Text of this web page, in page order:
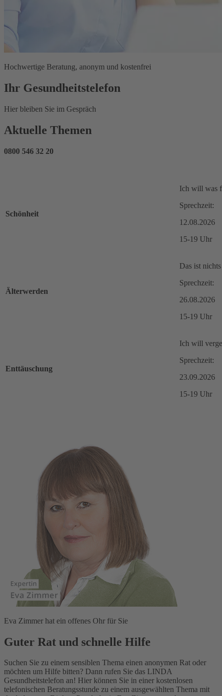
Hochwertige Beratung, anonym und kostenfrei
Ihr Gesundheitstelefon
Hier bleiben Sie im Gespräch
Aktuelle Themen
0800 546 32 20
Schönheit
Ich will was
Sprechzeit:
12.08.2026
15-19 Uhr
Älterwerden
Das ist
Sprechzeit:
26.08.2026
15-19 Uhr
Enttäuschung
Ich will
Sprechzeit:
23.09.2026
15-19 Uhr
Eva Zimmer hat ein offenes Ohr für Sie
Guter Rat und schnelle Hilfe
Suchen Sie zu einem sensiblen Thema einen anonymen Rat oder
möchten um Hilfe bitten? Dann rufen Sie das LINDA
Gesundheitstelefon an! Hier können Sie in einer kostenlosen
telefonischen Beratungsstunde zu einem ausgewählten Thema mit